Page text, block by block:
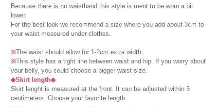
Because there is no waistband this style is ment to be worn a bit
lower.
For the best look we recommend a size where you add about 3cm to
your waist measured under clothes.
※The waist should allow for 1-2cm extra width.
※This style has a tight line between waist and hip. If you worry about
your belly, you could choose a bigger waist size.
◆Skirt length◆
Skirt lenght is measured at the front. It can be adjusted within 5
centimeters. Choose your favorite length.